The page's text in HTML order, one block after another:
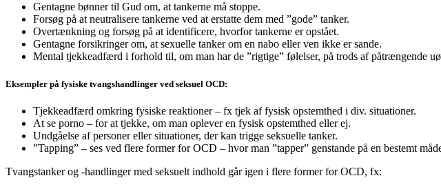
Gentagne bønner til Gud om, at tankerne må stoppe.
Forsøg på at neutralisere tankerne ved at erstatte dem med ”gode” tanker.
Overtænkning og forsøg på at identificere, hvorfor tankerne er opstået.
Gentagne forsikringer om, at sexuelle tanker om en nabo eller ven ikke er sande.
Mental tjekkeadfærd i forhold til, om man har de ”rigtige” følelser, på trods af påtrængende
Eksempler på fysiske tvangshandlinger ved seksuel OCD:
Tjekkeadfærd omkring fysiske reaktioner – fx tjek af fysisk opstemthed i div. situationer.
At se porno – for at tjekke, om man oplever en fysisk opstemthed eller ej.
Undgåelse af personer eller situationer, der kan trigge seksuelle tanker.
”Tapping” – ses ved flere former for OCD – hvor man ”tapper” genstande på en bestemt
Tvangstanker og -handlinger med seksuelt indhold går igen i flere former for OCD, fx: